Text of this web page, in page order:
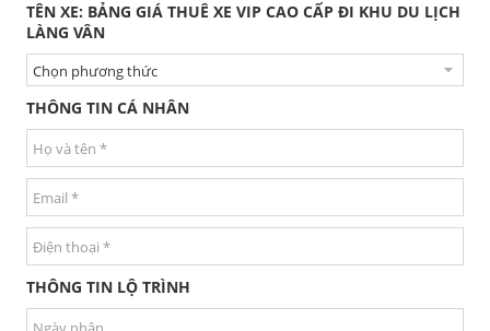
TÊN XE: BẢNG GIÁ THUÊ XE VIP CAO CẤP ĐI KHU DU LỊCH
LÀNG VÂN
THÔNG TIN CÁ NHÂN
THÔNG TIN LỘ TRÌNH